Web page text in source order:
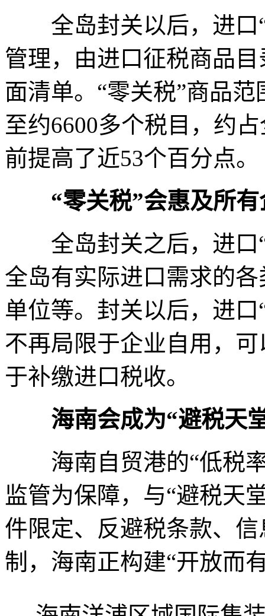
全岛封关以后，进口“
管理，由进口征税商品
面清单。“零关税”商品
至约6600多个税目，约
前提高了近53个百分点。
“零关税”会惠及所
全岛封关之后，进口“
全岛有实际进口需求的
单位等。封关以后，进
不再局限于企业自用，
于补缴进口税收。
海南会成为“避税天
海南自贸港的“低税率
监管为保障，与“避税天
件限定、反避税条款、
制，海南正构建“开放而